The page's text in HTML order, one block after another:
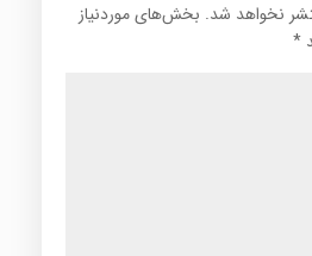
نخواهد شد. بخش‌های موردنیاز
*